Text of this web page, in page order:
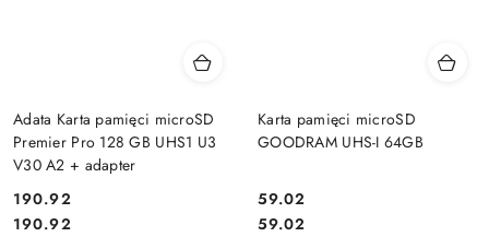
Adata Karta pamięci microSD
Premier Pro 128 GB UHS1 U3
V30 A2 + adapter
Cena:
190.92
Cena:
190.92
Karta pamięci microSD
GOODRAM UHS-I 64GB
Cena:
59.02
Cena:
59.02